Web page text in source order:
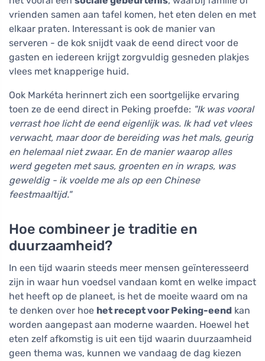
vrienden samen aan tafel komen, het eten delen en met
elkaar praten. Interessant is ook de manier van
serveren - de kok snijdt vaak de eend direct voor de
gasten en iedereen krijgt zorgvuldig gesneden plakjes
vlees met knapperige huid.
Ook Markéta herinnert zich een soortgelijke ervaring
toen ze de eend direct in Peking proefde: "Ik was vooral
verrast hoe licht de eend eigenlijk was. Ik had vet vlees
verwacht, maar door de bereiding was het mals, geurig
en helemaal niet zwaar. En de manier waarop alles
werd gegeten met saus, groenten en in wraps, was
geweldig - ik voelde me als op een Chinese
feestmaaltijd."
Hoe combineer je traditie en
duurzaamheid?
In een tijd waarin steeds meer mensen geïnteresseerd
zijn in waar hun voedsel vandaan komt en welke impact
het heeft op de planeet, is het de moeite waard om na
te denken over hoe het recept voor Peking-eend kan
worden aangepast aan moderne waarden. Hoewel het
eten zelf afkomstig is uit een tijd waarin duurzaamheid
geen thema was, kunnen we vandaag de dag kiezen